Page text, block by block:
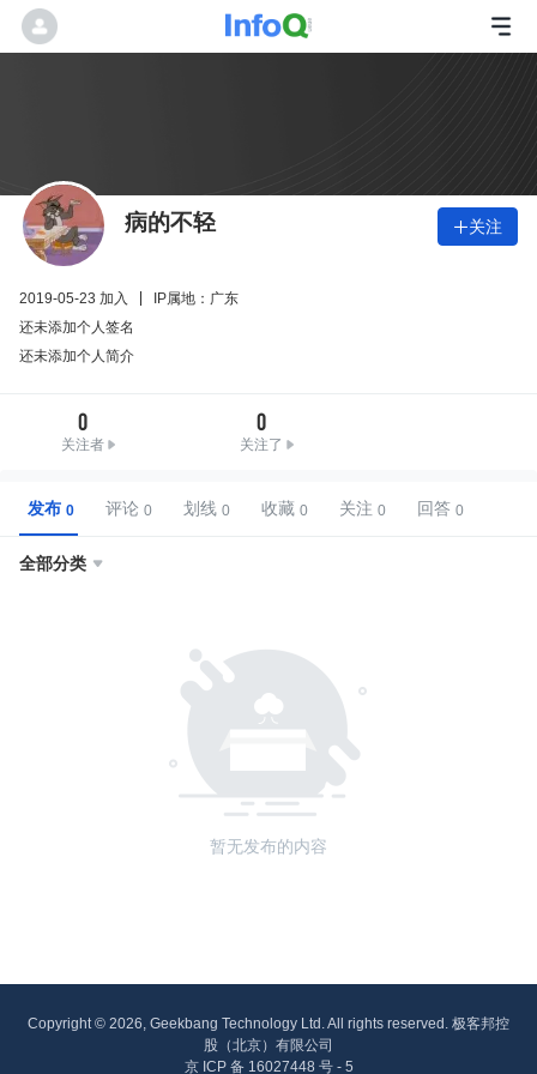
病的不轻 关注
2019-05-23 加入
IP属地：广东
还未添加个人签名
还未添加个人简介
0
关注者
0
关注了
发布 评论 划线 收藏 关注 回答
全部分类 
暂无发布的内容
Copyright © 2026, Geekbang Technology Ltd. All rights reserved. 极客邦控
股（北京）有限公司
京 ICP 备 16027448 号 - 5